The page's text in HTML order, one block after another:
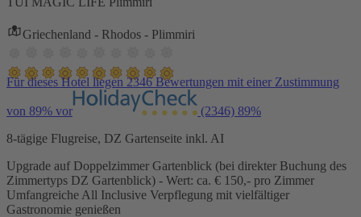
Griechenland - Rhodos - Plimmiri
Für dieses Hotel liegen 2346 Bewertungen mit einer Zustimmung
von 89% vor (2346) 89%
8-tägige Flugreise, DZ Gartenseite inkl. AI
Upgrade auf Doppelzimmer Gartenblick (bei direkter Buchung des
Zimmertyps DZ Gartenblick) - Wert: ca. € 150,- pro Zimmer
Umfangreiche All Inclusive Verpflegung mit vielfältiger
Gastronomie genießen